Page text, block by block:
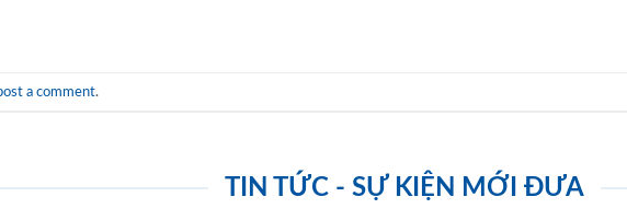
a comment.
TIN TỨC - SỰ KIỆN MỚI ĐƯA